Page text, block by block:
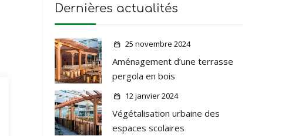
Dernières actualités
25 novembre 2024
Aménagement d’une terrasse
pergola en bois
12 janvier 2024
Végétalisation urbaine des
espaces scolaires